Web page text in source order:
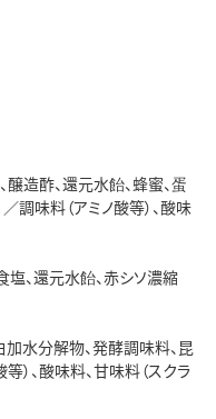
醸造酢、還元水飴、蜂蜜、蛋
調味料（アミノ酸等）、酸味
塩、還元水飴、赤シソ濃縮
加水分解物、発酵調味料、昆
）、酸味料、甘味料（スクラ